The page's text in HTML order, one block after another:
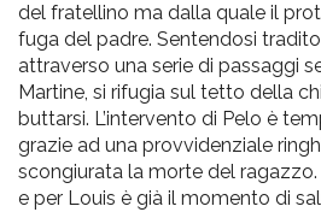
del fratellino ma dalla quale il
fuga del padre. Sentendosi
attraverso una serie di passaggi
Martine, si rifugia sul tetto della
buttarsi. L’intervento di Pelo è
grazie ad una provvidenziale
scongiurata la morte del
e per Louis è già il momento di